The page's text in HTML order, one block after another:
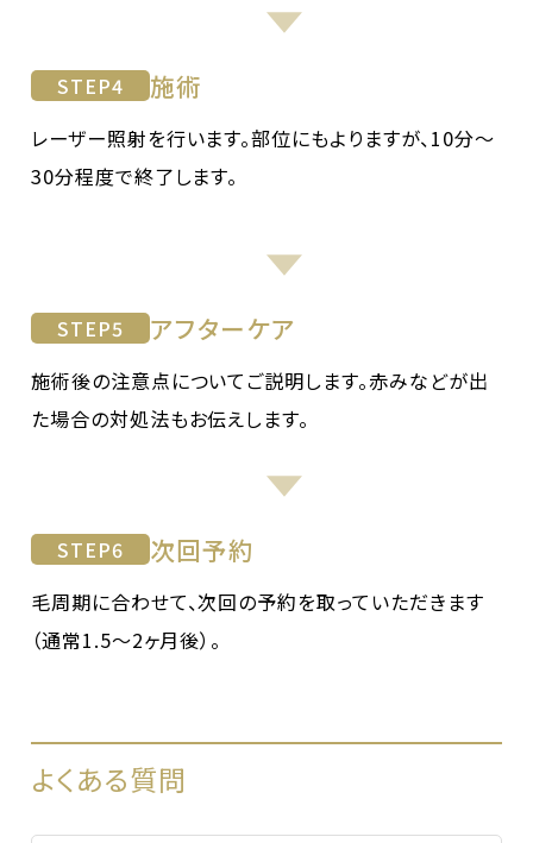
STEP4 施術
レーザー照射を行います。部位にもよりますが、10分〜
30分程度で終了します。
STEP5 アフターケア
施術後の注意点についてご説明します。赤みなどが出
た場合の対処法もお伝えします。
STEP6 次回予約
毛周期に合わせて、次回の予約を取っていただきます
（通常1.5〜2ヶ月後）。
よくある質問